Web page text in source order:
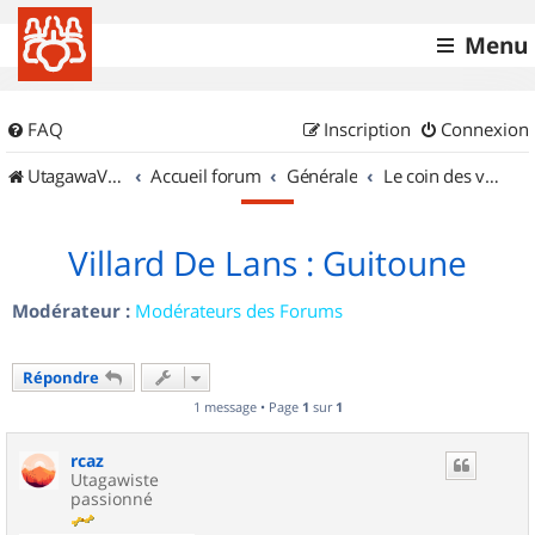
Menu
FAQ Connexion
Inscription
UtagawaVTT (Randos VTT et VTTAE avec traces GPS)
Accueil forum Générale Le coin des vidéastes
Villard De Lans : Guitoune
Modérateur : Modérateurs des Forums
Répondre
1 message • Page 1 sur 1
rcaz
Utagawiste
passionné